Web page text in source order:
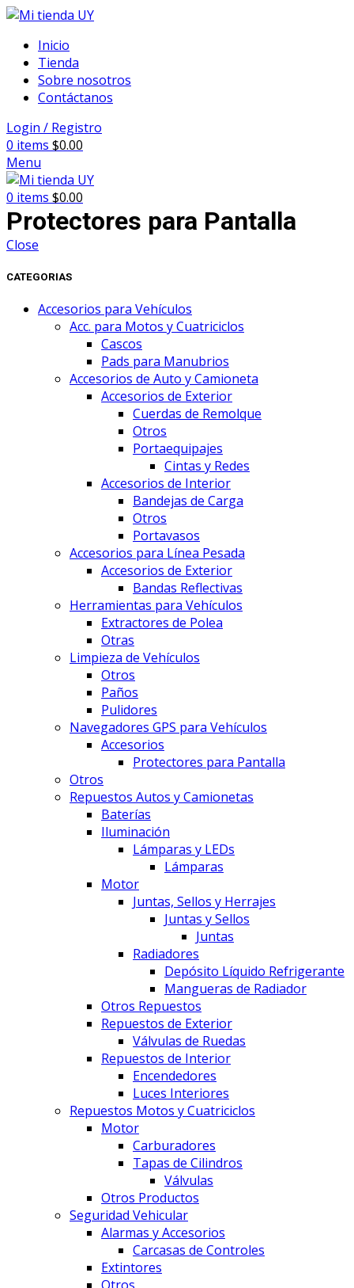
Inicio
Tienda
Sobre nosotros
Contáctanos
Login / Registro
0 items $0.00
Menu
0 items $0.00
Protectores para Pantalla
Close
CATEGORIAS
Accesorios para Vehículos
Acc. para Motos y Cuatriciclos
Cascos
Pads para Manubrios
Accesorios de Auto y Camioneta
Accesorios de Exterior
Cuerdas de Remolque
Otros
Portaequipajes
Cintas y Redes
Accesorios de Interior
Bandejas de Carga
Otros
Portavasos
Accesorios para Línea Pesada
Accesorios de Exterior
Bandas Reflectivas
Herramientas para Vehículos
Extractores de Polea
Otras
Limpieza de Vehículos
Otros
Paños
Pulidores
Navegadores GPS para Vehículos
Accesorios
Protectores para Pantalla
Otros
Repuestos Autos y Camionetas
Baterías
Iluminación
Lámparas y LEDs
Lámparas
Motor
Juntas, Sellos y Herrajes
Juntas y Sellos
Juntas
Radiadores
Depósito Líquido Refrigerante
Mangueras de Radiador
Otros Repuestos
Repuestos de Exterior
Válvulas de Ruedas
Repuestos de Interior
Encendedores
Luces Interiores
Repuestos Motos y Cuatriciclos
Motor
Carburadores
Tapas de Cilindros
Válvulas
Otros Productos
Seguridad Vehicular
Alarmas y Accesorios
Carcasas de Controles
Extintores